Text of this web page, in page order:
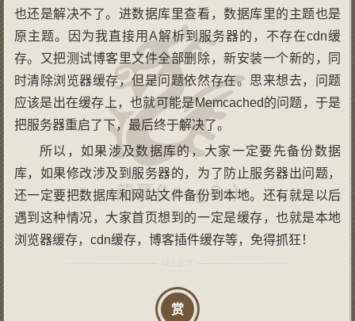
也还是解决不了。进数据库里查看，数据库里的主题也是
原主题。因为我直接用A解析到服务器的，不存在cdn缓
存。又把测试博客里文件全部删除，新安装一个新的，同
时清除浏览器缓存，但是问题依然存在。思来想去，问题
应该是出在缓存上，也就可能是Memcached的问题，于是
把服务器重启了下，最后终于解决了。
所以，如果涉及数据库的，大家一定要先备份数据
库，如果修改涉及到服务器的，为了防止服务器出问题，
还一定要把数据库和网站文件备份到本地。还有就是以后
遇到这种情况，大家首页想到的一定是缓存，也就是本地
浏览器缓存，cdn缓存，博客插件缓存等，免得抓狂！
赏